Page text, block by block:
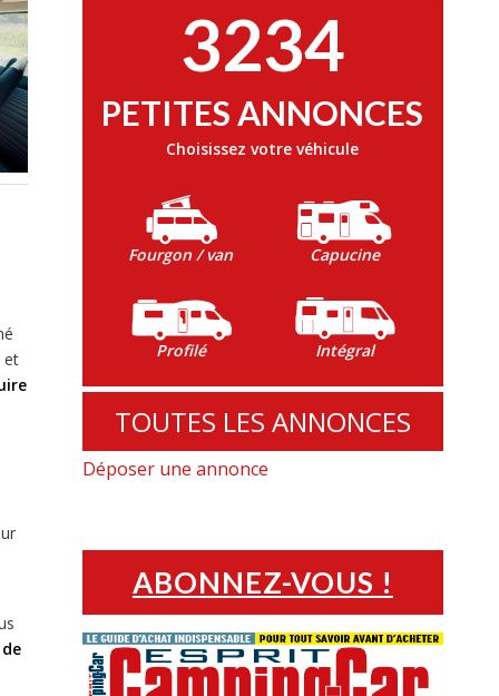
et
3234
PETITES ANNONCES
Choisissez votre véhicule
Fourgon / van Capucine
Profilé Intégral
TOUTES LES ANNONCES
Déposer une annonce
ABONNEZ-VOUS !